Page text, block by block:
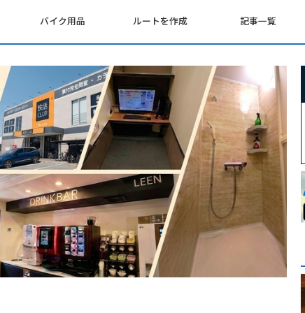
バイク用品 ルートを作成 記事一覧